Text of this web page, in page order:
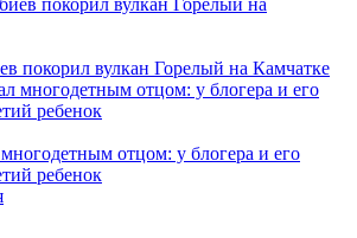
покорил вулкан Горелый на Камчатке
отцом: у блогера и его
ребенок